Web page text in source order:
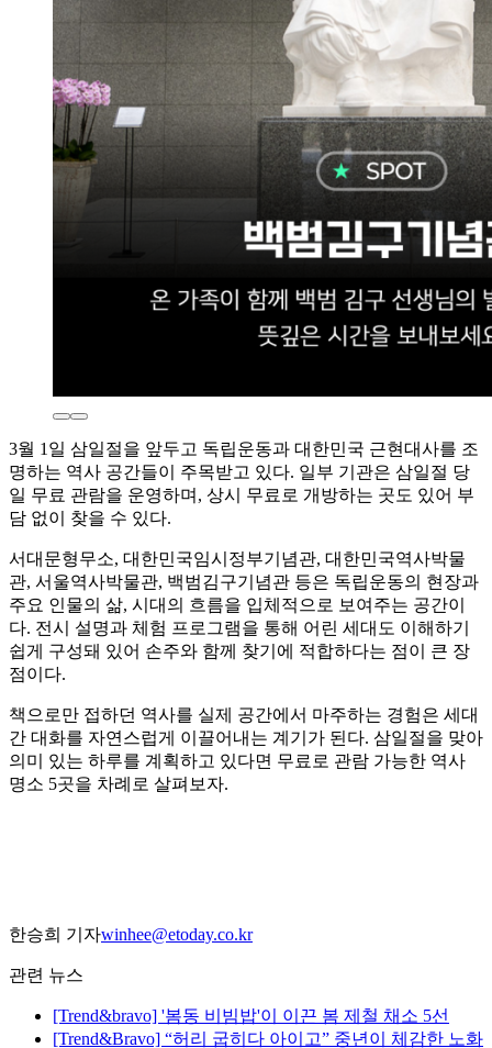
3월 1일 삼일절을 앞두고 독립운동과 대한민국 근현대사를 조
명하는 역사 공간들이 주목받고 있다. 일부 기관은 삼일절 당
일 무료 관람을 운영하며, 상시 무료로 개방하는 곳도 있어 부
담 없이 찾을 수 있다.
서대문형무소, 대한민국임시정부기념관, 대한민국역사박물
관, 서울역사박물관, 백범김구기념관 등은 독립운동의 현장과
주요 인물의 삶, 시대의 흐름을 입체적으로 보여주는 공간이
다. 전시 설명과 체험 프로그램을 통해 어린 세대도 이해하기
쉽게 구성돼 있어 손주와 함께 찾기에 적합하다는 점이 큰 장
점이다.
책으로만 접하던 역사를 실제 공간에서 마주하는 경험은 세대
간 대화를 자연스럽게 이끌어내는 계기가 된다. 삼일절을 맞아
의미 있는 하루를 계획하고 있다면 무료로 관람 가능한 역사
명소 5곳을 차례로 살펴보자.
한승희 기자winhee@etoday.co.kr
관련 뉴스
[Trend&bravo] '봄동 비빔밥'이 이끈 봄 제철 채소 5선
[Trend&Bravo] “허리 굽히다 아이고” 중년이 체감한 노화